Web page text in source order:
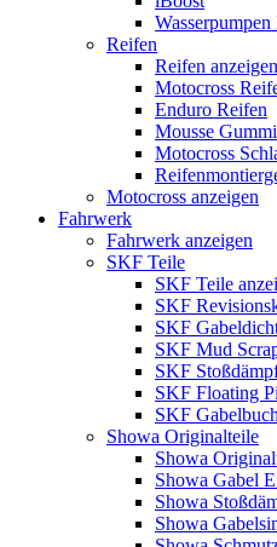
Reifen
Reifen anzeigen
Motocross
Enduro Reifen
Mousse Gummi
Motocross
Motocross anzeigen
Fahrwerk
Fahrwerk anzeigen
SKF Teile
SKF Teile
SKF
SKF
SKF Mud
SKF
SKF Floating
SKF
Showa Originalteile
Showa
Showa Gabel
Showa
Showa